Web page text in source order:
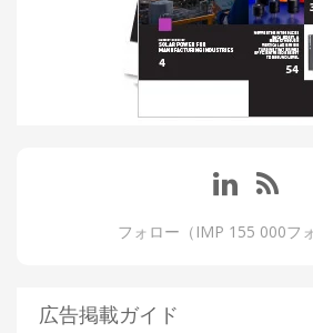
フォロー（IMP 155 000フ
広告掲載ガイド